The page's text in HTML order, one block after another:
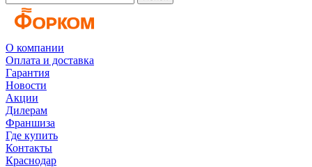
О компании
Оплата и доставка
Гарантия
Новости
Акции
Дилерам
Франшиза
Где купить
Контакты
Краснодар